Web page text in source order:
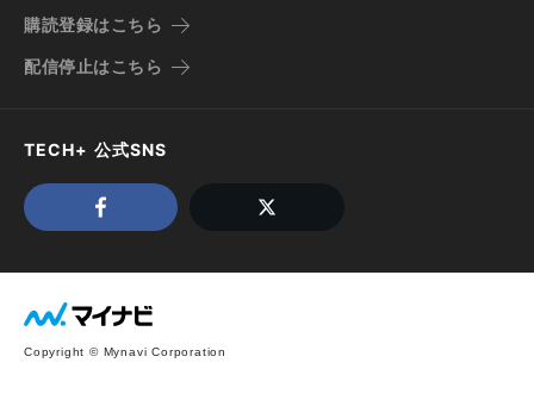
購読登録はこちら
配信停止はこちら
TECH+ 公式SNS
Copyright © Mynavi Corporation